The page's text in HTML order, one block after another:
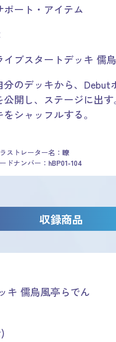
ポート・アイテム
イブスタートデッキ 儒
分のデッキから、Debut
公開し、ステージに出
をシャッフルする。
ストレーター名： 瞭
ドナンバー： hBP01-104
収録商品
キ 儒烏風亭らでん